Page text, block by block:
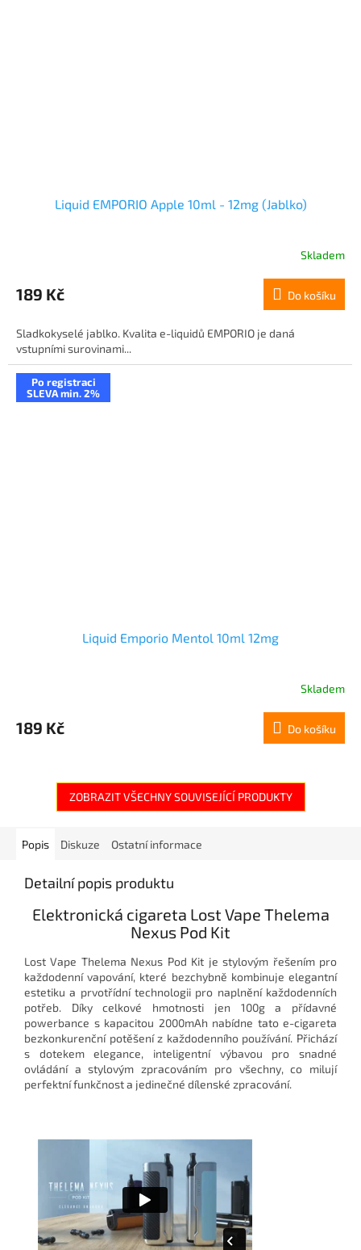
Liquid EMPORIO Apple 10ml - 12mg (Jablko)
Skladem
189 Kč Do košíku
Sladkokyselé jablko. Kvalita e-liquidů EMPORIO je daná
vstupními surovinami...
Po registraci
SLEVA min. 2%
Liquid Emporio Mentol 10ml 12mg
Skladem
189 Kč Do košíku
ZOBRAZIT VŠECHNY SOUVISEJÍCÍ PRODUKTY
Popis Diskuze Ostatní informace
Detailní popis produktu
Elektronická cigareta Lost Vape Thelema
Nexus Pod Kit
Lost Vape Thelema Nexus Pod Kit je stylovým řešením pro
každodenní vapování, které bezchybně kombinuje elegantní
estetiku a prvotřídní technologii pro naplnění každodenních
potřeb. Díky celkové hmotnosti jen 100g a přídavné
powerbance s kapacitou 2000mAh nabídne tato e-cigareta
bezkonkurenční potěšení z každodenního používání. Přichází
s dotekem elegance, inteligentní výbavou pro snadné
ovládání a stylovým zpracováním pro všechny, co milují
perfektní funkčnost a jedinečné dílenské zpracování.